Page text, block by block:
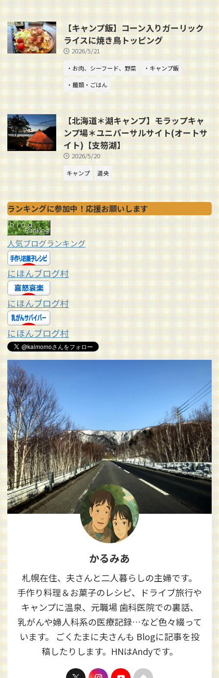
【キャンプ飯】コーン入りガーリック
ライスに焼き鳥トッピング
2026/5/21
・お肉、シーフード、野菜
・キャンプ飯
・麺類・ごはん
【北海道＊湖キャンプ】モラップキャ
ンプ場＊ユニバーサルサイト(オートサ
イト)【支笏湖】
2026/5/20
キャンプ 道央
ランキングに参加中！応援お願いします
人気ブログランキング
にほんブログ村
にほんブログ村
にほんブログ村
かるみあ
札幌在住、夫さんと二人暮らしの主婦です。
手作り料理＆お菓子のレシピ、ドライブ旅行や
キャンプに温泉、元職場 歯科医院での裏話、
乳がんや婦人科系の医療記録…など色々綴って
います。 ごくたまに夫さんも Blogに記事を投
稿したりします。HNはAndyです。